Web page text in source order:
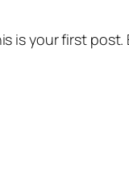
is your first